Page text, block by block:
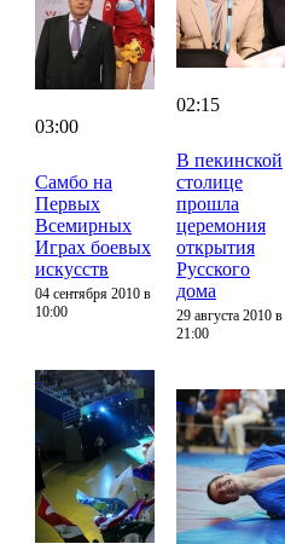
03:00
Самбо на
Первых
Всемирных
Играх боевых
искусств
04 сентября 2010 в
10:00
02:15
В пекинской
столице
прошла
церемония
открытия
Русского
дома
29 августа 2010 в
21:00